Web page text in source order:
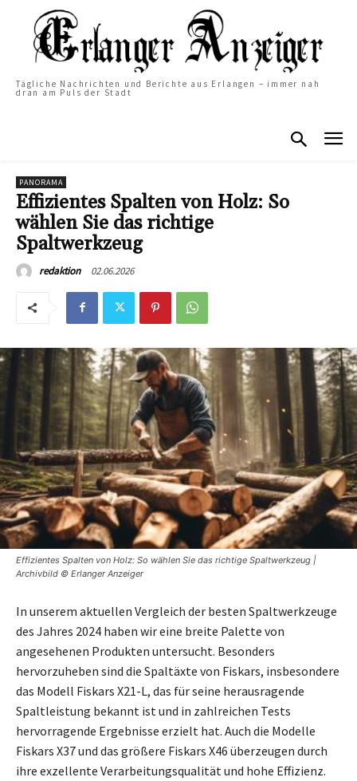
Tägliche Nachrichten und Berichte aus Erlangen – immer nah
dran am Puls der Stadt
PANORAMA
Effizientes Spalten von Holz: So
wählen Sie das richtige
Spaltwerkzeug
redaktion 02.06.2026
Effizientes Spalten von Holz: So wählen Sie das richtige Spaltwerkzeug |
Archivbild © Erlanger Anzeiger
In unserem aktuellen Vergleich der besten Spaltwerkzeuge
des Jahres 2024 haben wir eine breite Palette von
angesehenen Produkten untersucht. Besonders
hervorzuheben sind die Spaltäxte von Fiskars, insbesondere
das Modell Fiskars X21-L, das für seine herausragende
Spaltleistung bekannt ist und in zahlreichen Tests
hervorragende Ergebnisse erzielt hat. Auch die Modelle
Fiskars X37 und das größere Fiskars X46 überzeugen durch
ihre exzellente Verarbeitungsqualität und hohe Effizienz.